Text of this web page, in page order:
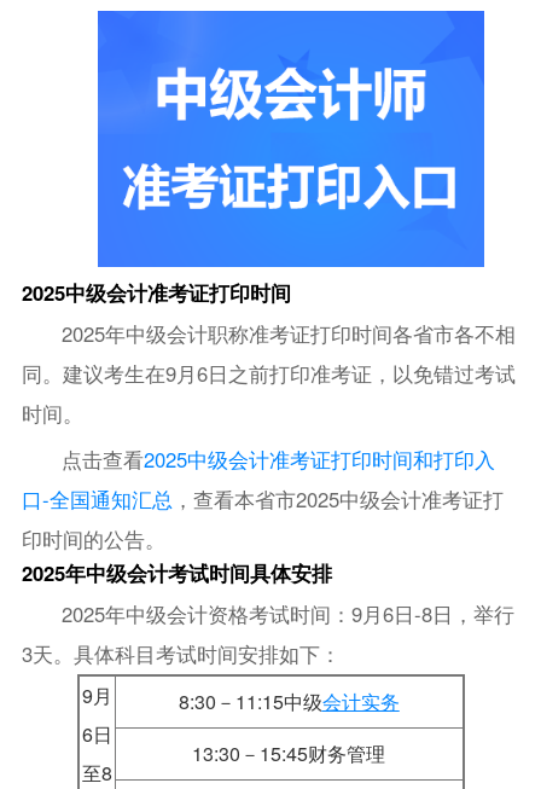
2025中级会计准考证打印时间
2025年中级会计职称准考证打印时间各省市各不相
同。建议考生在9月6日之前打印准考证，以免错过考试
时间。
点击查看2025中级会计准考证打印时间和打印入
口-全国通知汇总 ，查看本省市2025中级会计准考证打
印时间的公告。
2025年中级会计考试时间具体安排
2025年中级会计资格考试时间：9月6日-8日，举行
3天。具体科目考试时间安排如下：
9月
6日
至8
8:30－11:15中级会计实务
13:30－15:45财务管理